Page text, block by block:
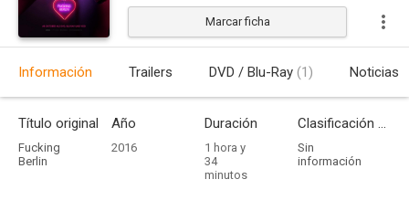
Estrenada
Marcar ficha
Información Trailers DVD / Blu-Ray (1) Noticias
Título original
Fucking
Berlin
Año
2016
Duración
1 hora y
34
minutos
Clasificación por edades
Sin
información